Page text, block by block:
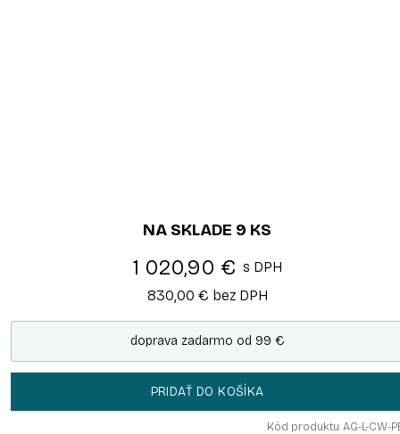
NA SKLADE 9 KS
1 020,90 € s DPH
830,00 € bez DPH
doprava zadarmo od 99 €
PRIDAŤ DO KOŠÍKA
Kód produktu: AG-L-CW-